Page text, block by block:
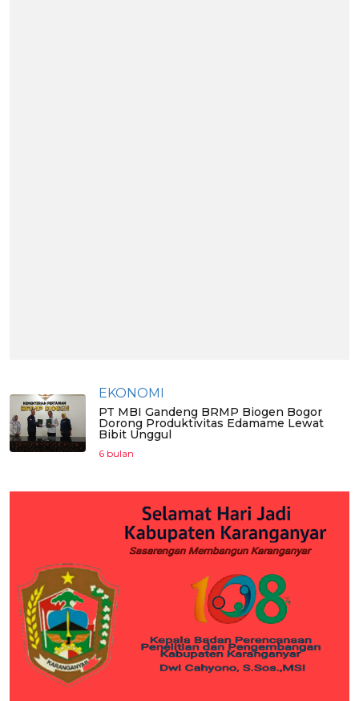
EKONOMI
PT MBI Gandeng BRMP Biogen Bogor
Dorong Produktivitas Edamame Lewat
Bibit Unggul
6 bulan